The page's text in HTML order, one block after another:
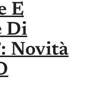
E
Di
Novità